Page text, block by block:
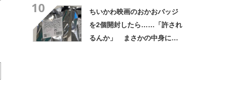
10
ちいかわ映画のおかおバッジ
を2個開封したら……「許され
るんか」 まさかの中身に